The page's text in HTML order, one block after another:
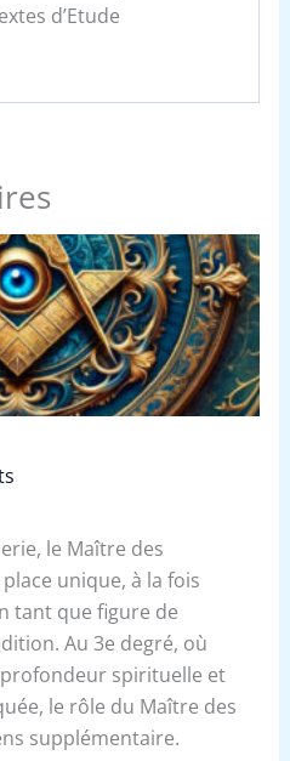
d’Etude
le Maître des
unique, à la fois
tant que figure de
Au 3e degré, où
spirituelle et
le rôle du Maître des
supplémentaire.